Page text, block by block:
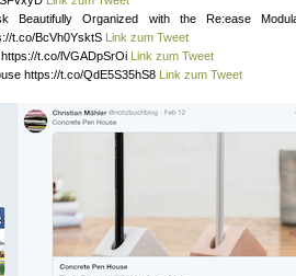
Beautifully Organized with the Re:ease
t.co/BcVh0YsktS Link zum Tweet
t.co/lVGADpSrOi Link zum Tweet
https://t.co/QdE5S35hS8 Link zum Tweet